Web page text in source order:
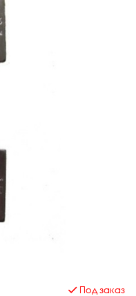
Под заказ